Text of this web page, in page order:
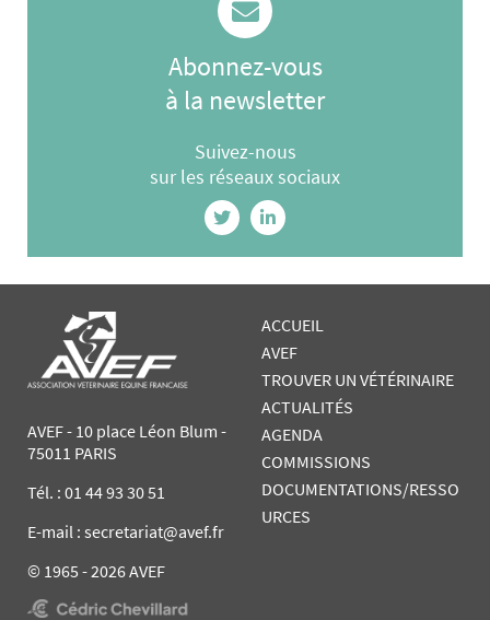
Abonnez-vous
à la newsletter
Suivez-nous
sur les réseaux sociaux
AVEF - 10 place Léon Blum -
75011 PARIS
Tél. : 01 44 93 30 51
E-mail : secretariat@avef.fr
© 1965 - 2026 AVEF
ACCUEIL
AVEF
TROUVER UN VÉTÉRINAIRE
ACTUALITÉS
AGENDA
COMMISSIONS
DOCUMENTATIONS/RESSO
URCES